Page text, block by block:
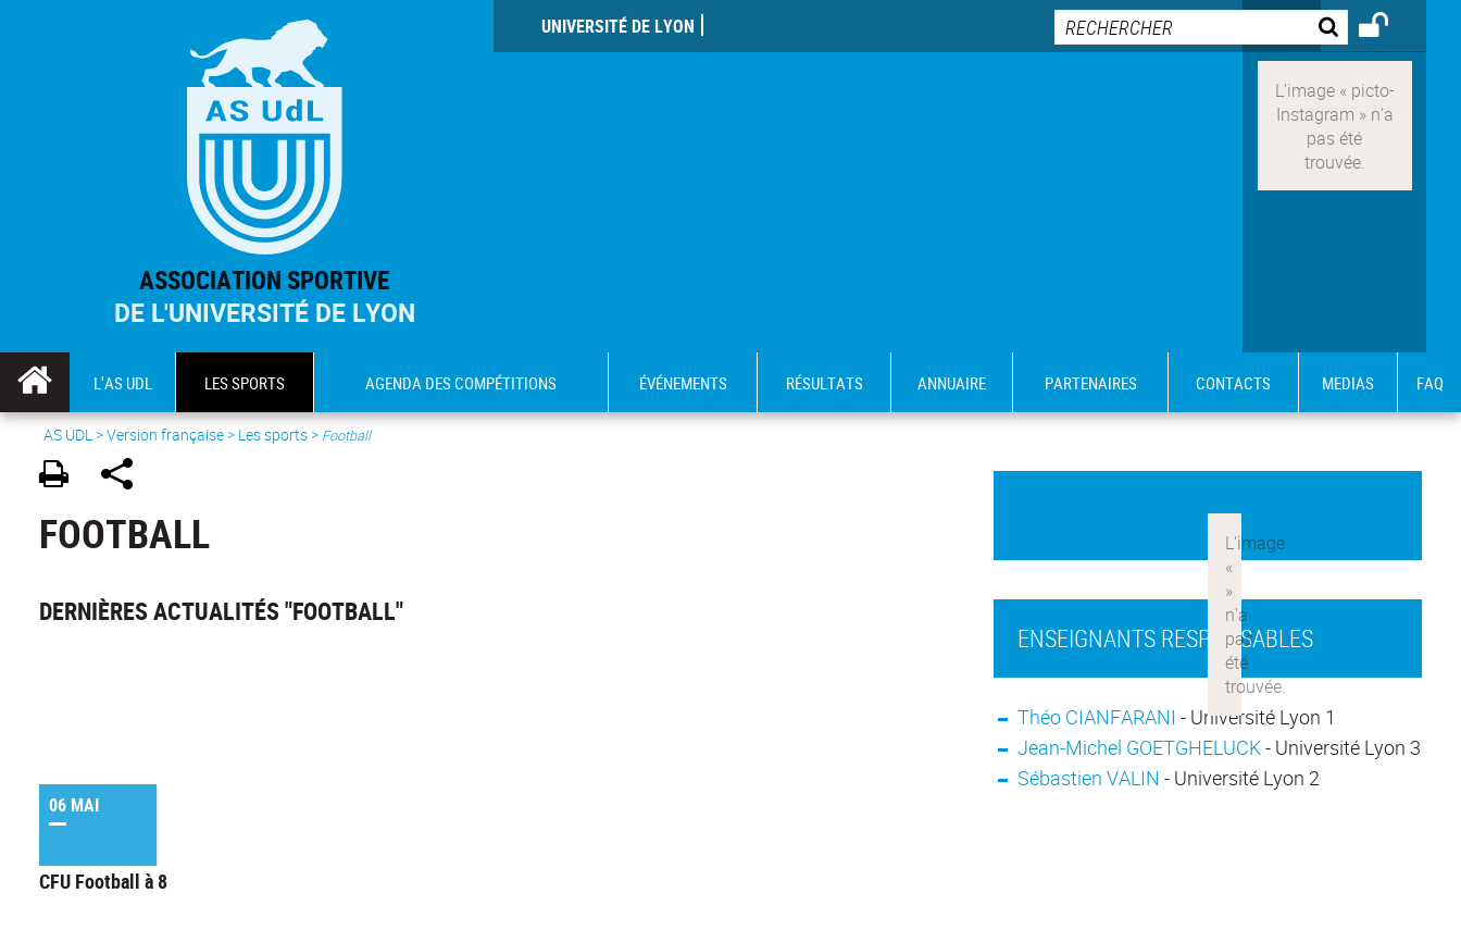
ASSOCIATION SPORTIVE
DE L'UNIVERSITÉ DE LYON
UNIVERSITÉ DE LYON
L'AS UDL LES SPORTS AGENDA DES COMPÉTITIONS ÉVÉNEMENTS RÉSULTATS ANNUAIRE PARTENAIRES CONTACTS MEDIAS FAQ
AS UDL>Version française> Les sports > Football
FOOTBALL
DERNIÈRES ACTUALITÉS "FOOTBALL"
06 MAI
CFU Football à 8
ENSEIGNANTS RESPONSABLES
Théo CIANFARANI - Université Lyon 1
Jean-Michel GOETGHELUCK- Université Lyon 3
Sébastien VALIN - Université Lyon 2